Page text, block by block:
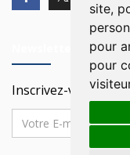
site,
pour
pour
Inscrivez-vous à